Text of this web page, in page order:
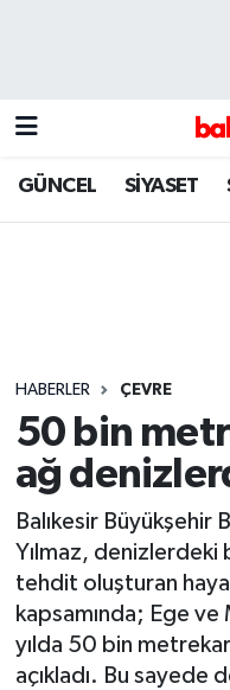
GÜNCEL SİYASET
HABERLER ÇEVRE
50 bin
ağ
Balıkesir Büyükşehir
Yılmaz, denizlerdeki
tehdit oluşturan
kapsamında; Ege
yılda 50 bin
açıkladı. Bu sayede